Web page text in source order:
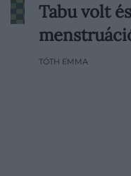
A
vallás és a
szégyent és
Tabu volt
TÓTH EMMA